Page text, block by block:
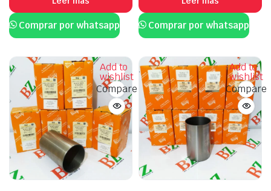
Comprar por whatsapp Comprar por whatsapp
Add to
wishlist
Compare
Add to
wishlist
Compare